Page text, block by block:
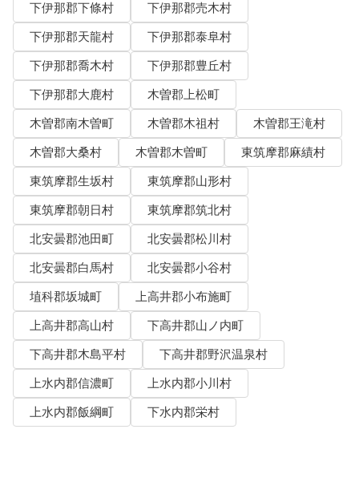
下伊那郡下條村
下伊那郡売木村
下伊那郡天龍村
下伊那郡泰阜村
下伊那郡喬木村
下伊那郡豊丘村
下伊那郡大鹿村
木曽郡上松町
木曽郡南木曽町
木曽郡木祖村
木曽郡王滝村
木曽郡大桑村
木曽郡木曽町
東筑摩郡麻績村
東筑摩郡生坂村
東筑摩郡山形村
東筑摩郡朝日村
東筑摩郡筑北村
北安曇郡池田町
北安曇郡松川村
北安曇郡白馬村
北安曇郡小谷村
埴科郡坂城町
上高井郡小布施町
上高井郡高山村
下高井郡山ノ内町
下高井郡木島平村
下高井郡野沢温泉村
上水内郡信濃町
上水内郡小川村
上水内郡飯綱町
下水内郡栄村